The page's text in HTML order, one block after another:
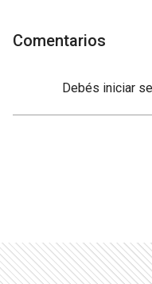
Comentarios
Debés iniciar